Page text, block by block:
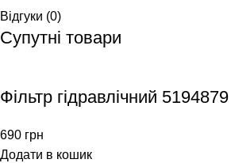
Відгуки (0)
Супутні товари
Фільтр гідравлічний 5194879
690 грн
Додати в кошик